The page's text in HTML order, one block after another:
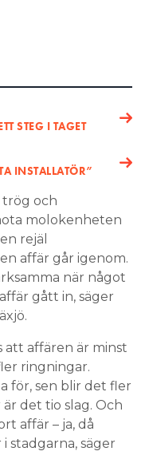
STEG I TAGET
INSTALLATÖR”
trög och
molokenheten
rejäl
affär går igenom.
när något
gått in, säger
att affären är minst
ringningar.
för, sen blir det fler
det tio slag. Och
affär – ja, då
stadgarna, säger